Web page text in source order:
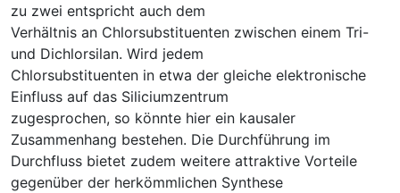
zu zwei entspricht auch dem
Verhältnis an Chlorsubstituenten zwischen einem Tri-
und Dichlorsilan. Wird jedem
Chlorsubstituenten in etwa der gleiche elektronische
Einfluss auf das Siliciumzentrum
zugesprochen, so könnte hier ein kausaler
Zusammenhang bestehen. Die Durchführung im
Durchfluss bietet zudem weitere attraktive Vorteile
gegenüber der herkömmlichen Synthese